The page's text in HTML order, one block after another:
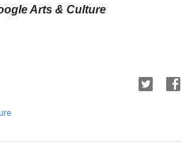
Arts & Culture